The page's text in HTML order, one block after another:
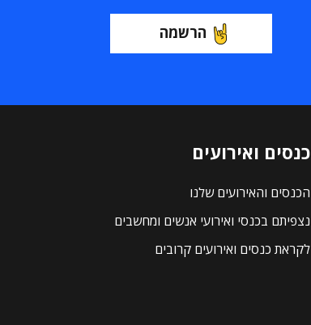
הרשמה
כנסים ואירועים
הכנסים והאירועים שלנו
נצפיתם בכנסי ואירועי אנשים ומחשבים
לקראת כנסים ואירועים קרובים